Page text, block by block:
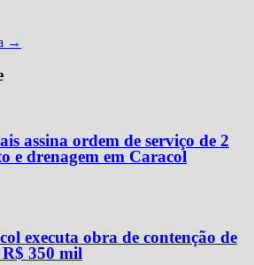
→
assina ordem de serviço de 2
e drenagem em Caracol
executa obra de contenção de
350 mil